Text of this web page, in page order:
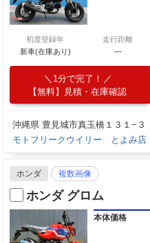
初度登録年
新車(在庫あり)
走行距離
―
1分で完了！
【無料】見積・在庫確認
沖縄県 豊見城市真玉橋１３１−３
モトフリークウイリー とよみ店
ホンダ 複数画像
ホンダ グロム
本体価格